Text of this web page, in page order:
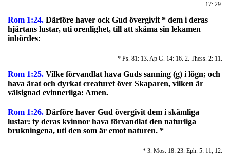
17: 29.
Rom 1:24. Därföre haver ock Gud övergivit * dem i deras
hjärtans lustar, uti orenlighet, till att skäma sin lekamen
inbördes:
* Ps. 81: 13. Ap G. 14: 16. 2. Thess. 2: 11.
Rom 1:25. Vilke förvandlat hava Guds sanning (g) i lögn; och
hava ärat och dyrkat creaturet över Skaparen, vilken är
välsignad evinnerliga: Amen.
Rom 1:26. Därföre haver Gud övergivit dem i skämliga
lustar: ty deras kvinnor hava förvandlat den naturliga
brukningena, uti den som är emot naturen. *
* 3. Mos. 18: 23. Eph. 5: 11, 12.